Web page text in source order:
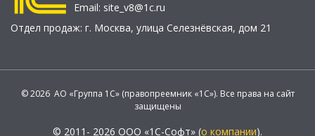
Email: site_v8@1c.ru
Отдел продаж: г. Москва, улица Селезнёвская, дом 21
© 2026 АО «Группа 1С» (правопреемник «1С»). Все права на сайт
защищены
© 2011- 2026 ООО «1С-Софт» (о компании).